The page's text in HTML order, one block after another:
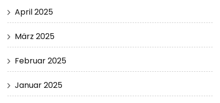
April 2025
März 2025
Februar 2025
Januar 2025